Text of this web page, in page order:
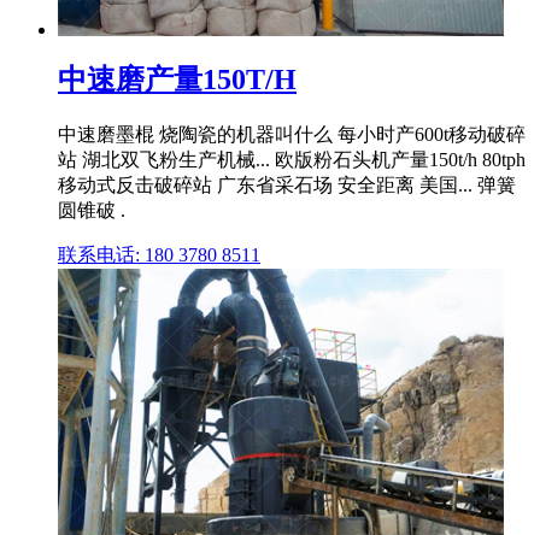
中速磨产量150T/H
中速磨墨棍 烧陶瓷的机器叫什么 每小时产600t移动破碎
站 湖北双飞粉生产机械... 欧版粉石头机产量150t/h 80tph
移动式反击破碎站 广东省采石场 安全距离 美国... 弹簧
圆锥破 .
联系电话: 180 3780 8511